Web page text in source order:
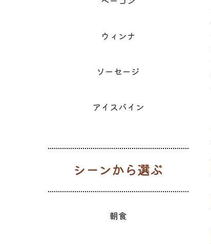
ウィンナ
ソーセージ
アイスバイン
朝食